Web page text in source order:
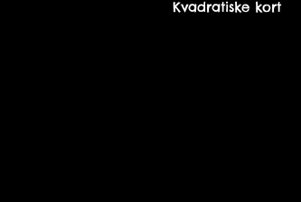
Kvadratiske kort